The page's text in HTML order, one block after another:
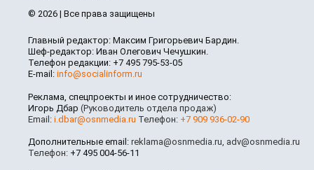
© 2026 | Все права защищены
Главный редактор: Максим Григорьевич Бардин.
Шеф-редактор: Иван Олегович Чечушкин.
Телефон редакции: +7 495 795-53-05
E-mail: info@socialinform.ru
Реклама, спецпроекты и иное сотрудничество:
Игорь Дбар (Руководитель отдела продаж)
Email: i.dbar@osnmedia.ru Телефон: +7 909 936-02-90
Дополнительные email: reklama@osnmedia.ru, adv@osnmedia.ru
Телефон: +7 495 004-56-11